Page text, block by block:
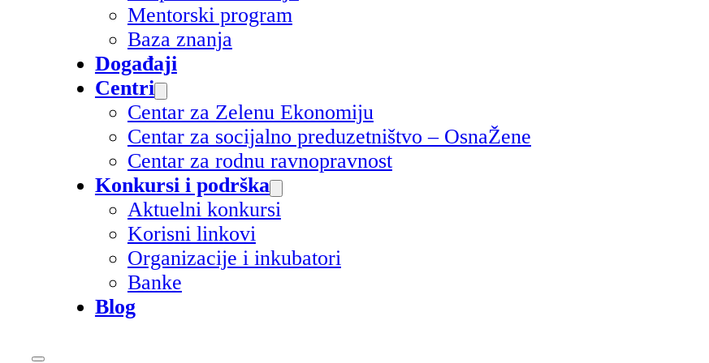
Mentorski program
Baza znanja
Događaji
Centri
Centar za Zelenu Ekonomiju
Centar za socijalno preduzetništvo – OsnaŽene
Centar za rodnu ravnopravnost
Konkursi i podrška
Aktuelni konkursi
Korisni linkovi
Organizacije i inkubatori
Banke
Blog